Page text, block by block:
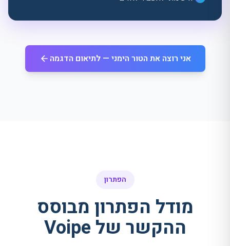
אני רוצה את הטור הימני — לתיאום הדגמה
הפתרון
מודל הפתרון מבוסס
ההקשר של Voipe